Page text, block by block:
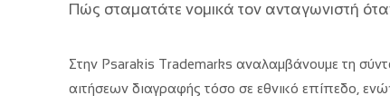
Πώς σταματάτε νομικά τον ανταγωνιστή
Στην Psarakis Trademarks αναλαμβάνουμε τη
αιτήσεων διαγραφής τόσο σε εθνικό επίπεδο,